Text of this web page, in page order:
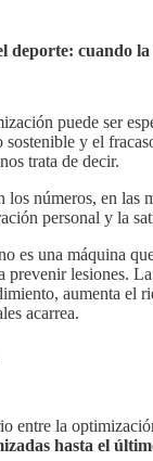
cuando
puede ser
y el
trata de decir.
números, en las
personal y la
es una máquina
prevenir lesiones.
aumenta el
acarrea.
entre la
hasta el